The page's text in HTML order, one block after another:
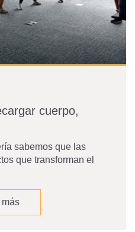
cuerpo,
sabemos que las
que transforman el
más